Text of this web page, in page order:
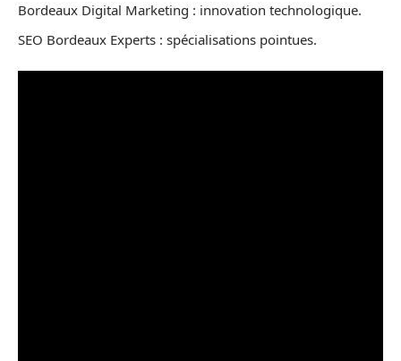
Bordeaux Digital Marketing : innovation technologique.
SEO Bordeaux Experts : spécialisations pointues.